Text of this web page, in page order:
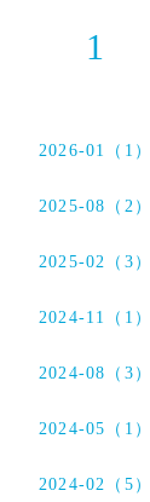
1
2026-01（1）
2025-08（2）
2025-02（3）
2024-11（1）
2024-08（3）
2024-05（1）
2024-02（5）